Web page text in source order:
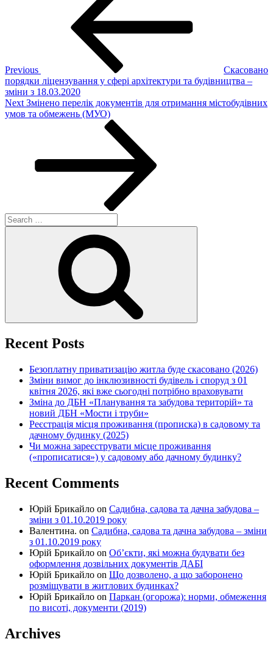
Previous
Скасовано
порядки ліцензування у сфері архітектури та будівництва –
зміни з 18.03.2020
Next
Post
Next Змінено перелік документів для отримання містобудівних
умов та обмежень (МУО)
Search
for:
Recent Posts
Безоплатну приватизацію житла буде скасовано (2026)
Зміни вимог до інклюзивності будівель і споруд з 01
квітня 2026, які вже сьогодні потрібно враховувати
Зміна до ДБН «Планування та забудова територій» та
новий ДБН «Мости і труби»
Реєстрація місця проживання (прописка) в садовому та
дачному будинку (2025)
Чи можна зареєструвати місце проживання
(«прописатися») у садовому або дачному будинку?
Recent Comments
Юрій Брикайло on Садибна, садова та дачна забудова –
зміни з 01.10.2019 року
Валентина. on Садибна, садова та дачна забудова – зміни
з 01.10.2019 року
Юрій Брикайло on Об’єкти, які можна будувати без
оформлення дозвільних документів ДАБІ
Юрій Брикайло on Що дозволено, а що заборонено
розміщувати в житлових будинках?
Юрій Брикайло on Паркан (огорожа): норми, обмеження
по висоті, документи (2019)
Archives